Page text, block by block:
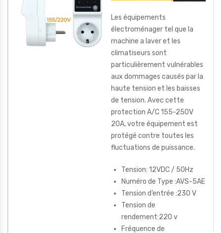
Les équipements
électroménager tel que la
machine a laver et les
climatiseurs sont
particulièrement vulnérables
aux dommages causés par la
haute tension et les baisses
de tension. Avec cette
protection A/C 155-250V
20A, votre équipement est
protégé contre toutes les
fluctuations de puissance.
Tension: 12VDC / 50Hz
Numéro de Type :AVS-5AE
Tension d’entrée :230 V
Tension de
rendement:220 v
Fréquence de